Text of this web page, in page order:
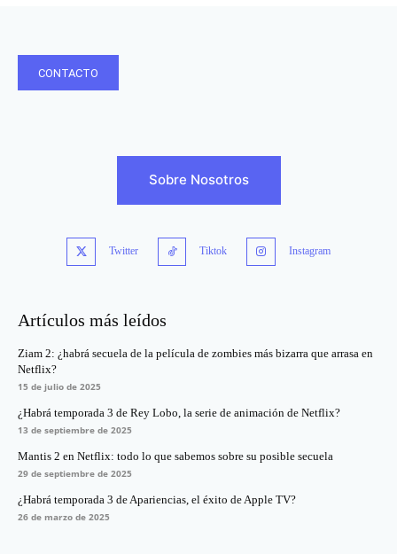
CONTACTO
Sobre Nosotros
Twitter Tiktok Instagram
Artículos más leídos
Ziam 2: ¿habrá secuela de la película de zombies más bizarra que arrasa en
Netflix?
15 de julio de 2025
¿Habrá temporada 3 de Rey Lobo, la serie de animación de Netflix?
13 de septiembre de 2025
Mantis 2 en Netflix: todo lo que sabemos sobre su posible secuela
29 de septiembre de 2025
¿Habrá temporada 3 de Apariencias, el éxito de Apple TV?
26 de marzo de 2025